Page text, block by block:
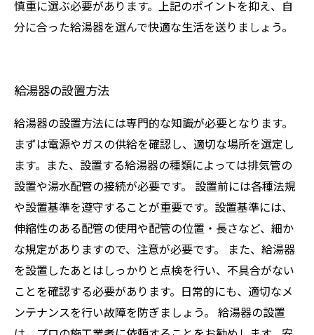
慎重に選ぶ必要があります。上記のポイントを抑え、自
分に合った給湯器を選んで快適な生活を送りましょう。
給湯器の設置方法
給湯器の設置方法には専門的な知識が必要となります。
まずは電源やガスの供給を確認し、適切な場所を選定し
ます。また、設置する給湯器の種類によっては排気管の
設置や湯水配管の接続が必要です。 設置前には各種法規
や設置基準を遵守することが重要です。設置基準には、
伸縮性のある配管の使用や配管の位置・長さなど、細か
な規定がありますので、注意が必要です。 また、給湯器
を設置したあとはしっかりと点検を行い、不具合がない
ことを確認する必要があります。日常的にも、適切なメ
ンテナンスを行い故障を防ぎましょう。 給湯器の設置